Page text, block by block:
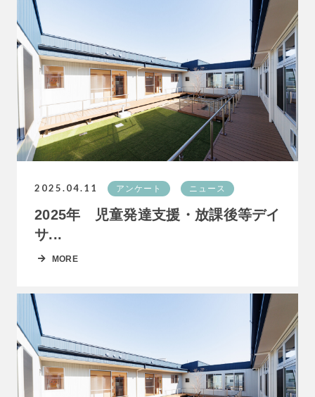
2025.04.11 アンケート ニュース
2025年 児童発達支援・放課後等デイ
サ...
MORE